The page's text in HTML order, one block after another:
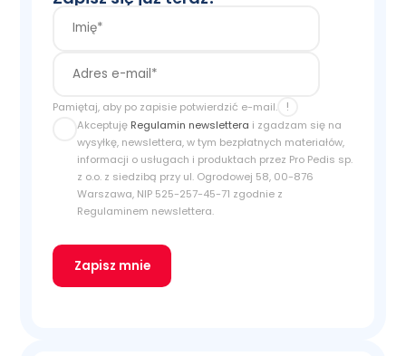
Pamiętaj, aby po zapisie potwierdzić e-mail. !
Akceptuję Regulamin newslettera i zgadzam się na
wysyłkę, newslettera, w tym bezpłatnych materiałów,
informacji o usługach i produktach przez Pro Pedis sp.
z o.o. z siedzibą przy ul. Ogrodowej 58, 00-876
Warszawa, NIP 525-257-45-71 zgodnie z
Regulaminem newslettera.
Zapisz mnie